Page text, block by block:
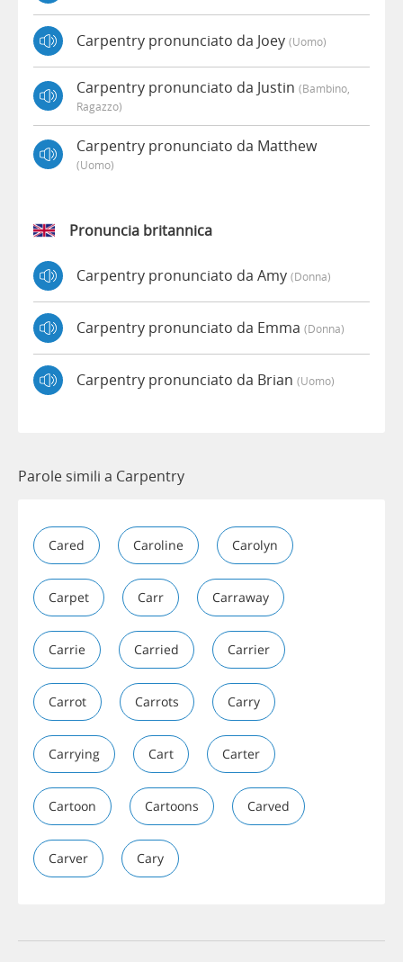
Carpentry pronunciato da Joey (uomo)
Carpentry pronunciato da Justin (bambino,
Ragazzo)
Carpentry pronunciato da Matthew
(uomo)
Pronuncia britannica
Carpentry pronunciato da Amy (donna)
Carpentry pronunciato da Emma (donna)
Carpentry pronunciato da Brian (uomo)
Parole simili a Carpentry
Cared Caroline Carolyn
Carpet Carr Carraway
Carrie Carried Carrier
Carrot Carrots Carry
Carrying Cart Carter
Cartoon Cartoons Carved
Carver Cary